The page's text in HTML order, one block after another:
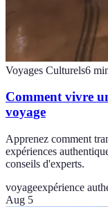
Voyages Culturels6
Comment vivre
voyage
Apprenez comment
expériences
conseils d'experts.
voyageexpérience
Aug 5